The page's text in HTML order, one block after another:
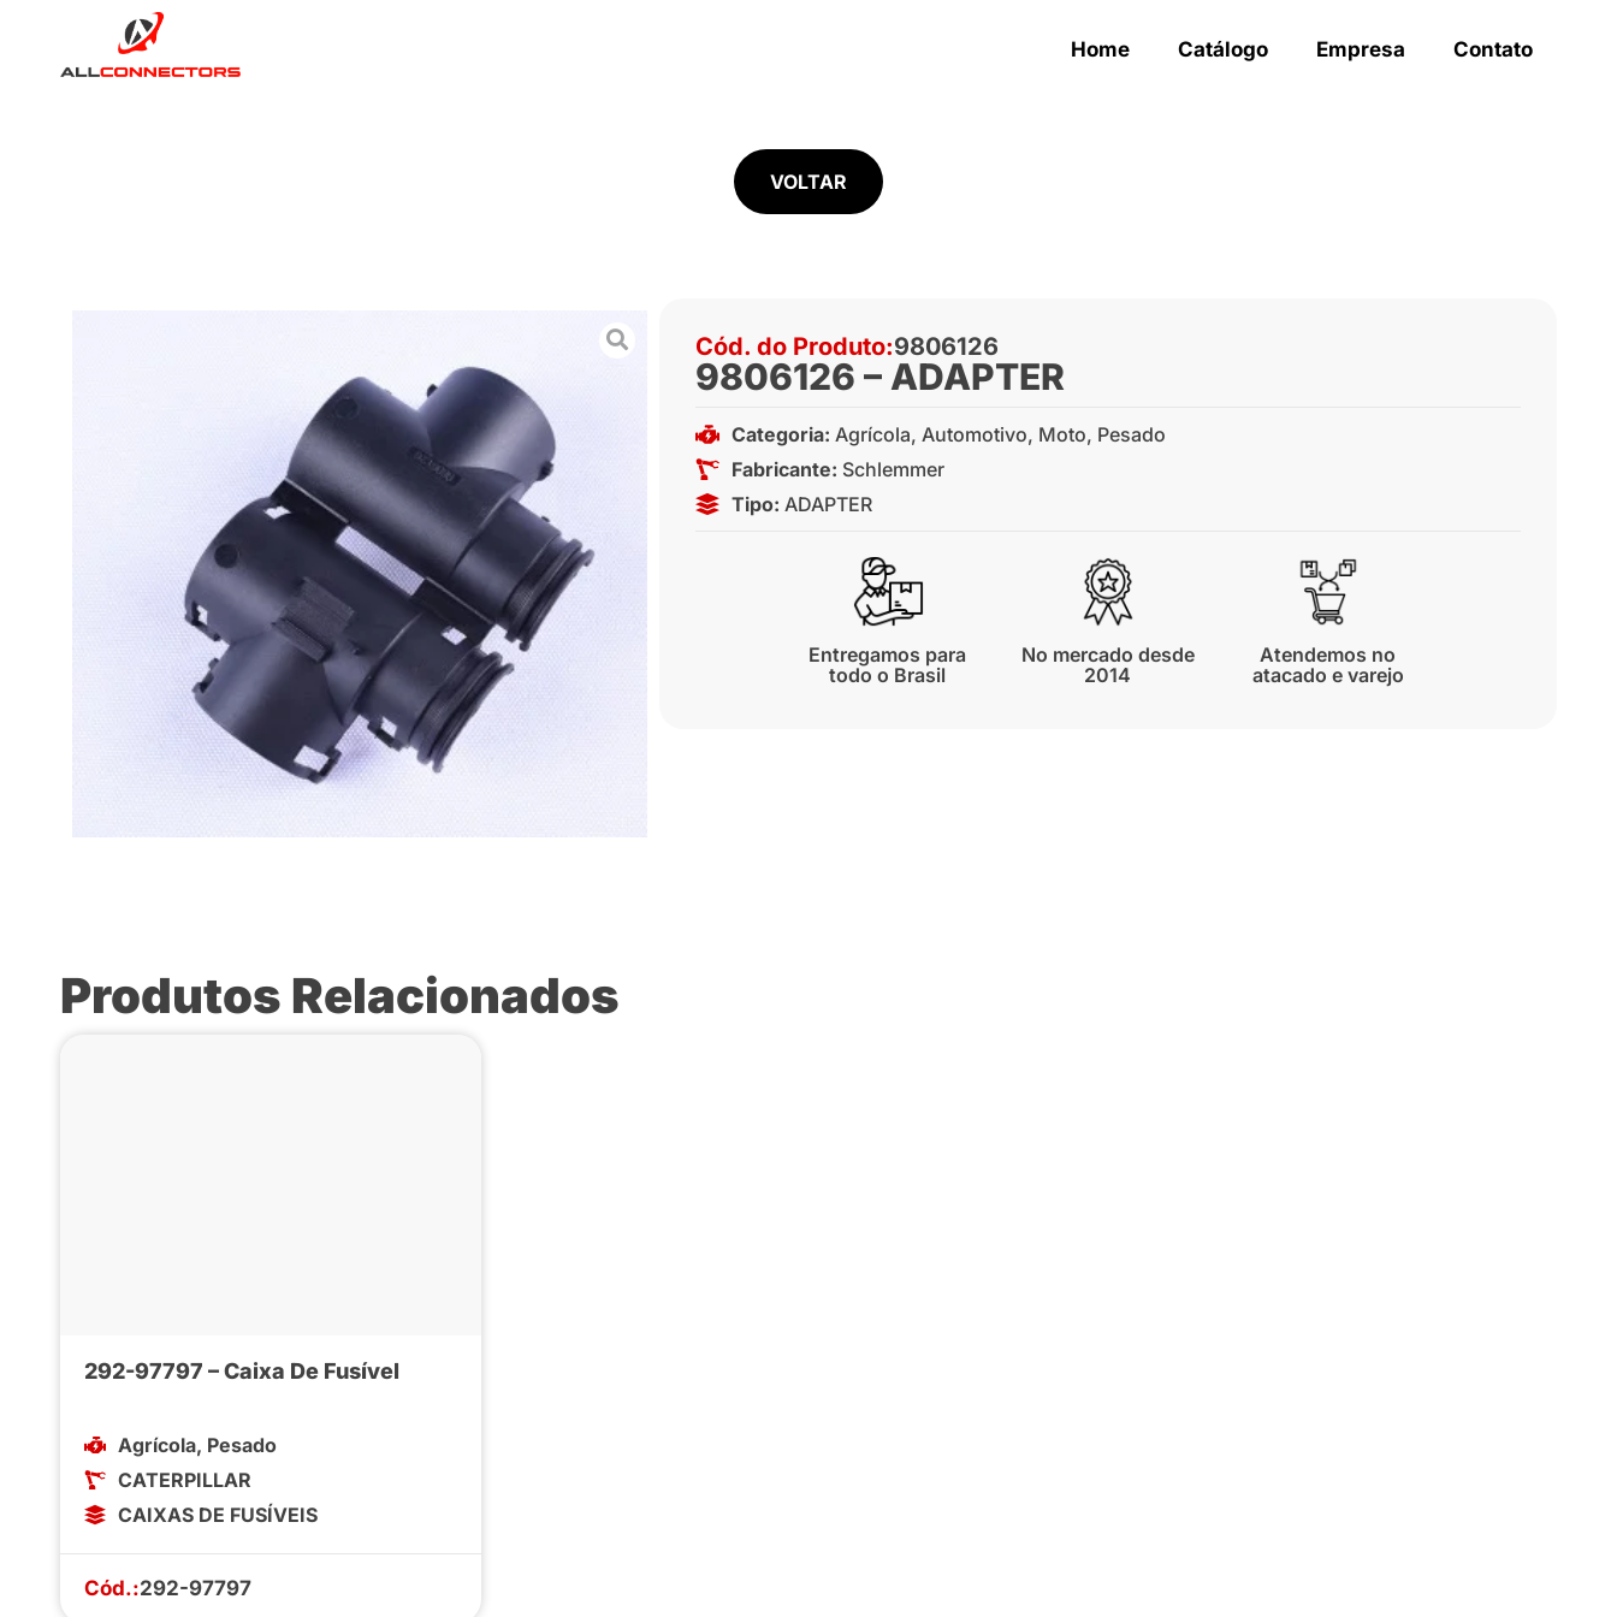
Home Catálogo Empresa Contato
VOLTAR
Cód. do Produto:9806126
9806126 – ADAPTER
Categoria: Agrícola, Automotivo, Moto, Pesado
Fabricante: Schlemmer
Tipo: ADAPTER
Entregamos para
todo o Brasil
No mercado desde
2014
Atendemos no
atacado e varejo
Produtos Relacionados
292-97797 – Caixa De Fusível
Agrícola, Pesado
CATERPILLAR
CAIXAS DE FUSÍVEIS
Cód.:292-97797